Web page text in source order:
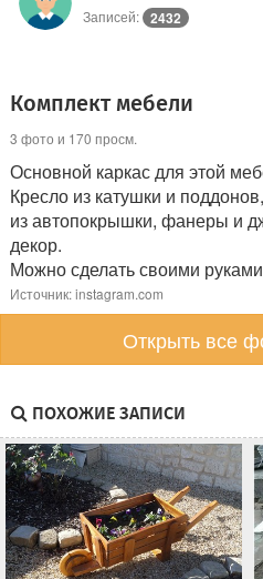
Записей: 2432
Комплект мебели
3 фото и 170 просм.
Основной каркас для этой
Кресло из катушки и
из автопокрышки, фанеры и
декор.
Можно сделать своими
Источник: instagram.com
Открыть все
ПОХОЖИЕ ЗАПИСИ